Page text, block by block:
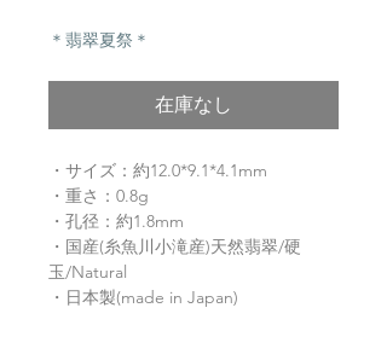
＊翡翠夏祭＊
在庫なし
・サイズ：約12.0*9.1*4.1mm
・重さ：0.8g
・孔径：約1.8mm
・国産(糸魚川小滝産)天然翡翠/硬
玉/Natural
・日本製(made in Japan)